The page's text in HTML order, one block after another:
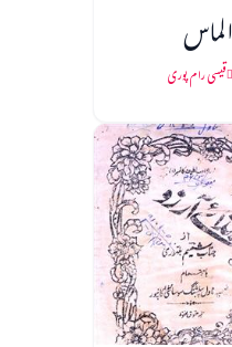
الماس
قیسی رام پوری